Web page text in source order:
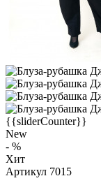
{{sliderCounter}}
New
- %
Хит
Артикул 7015